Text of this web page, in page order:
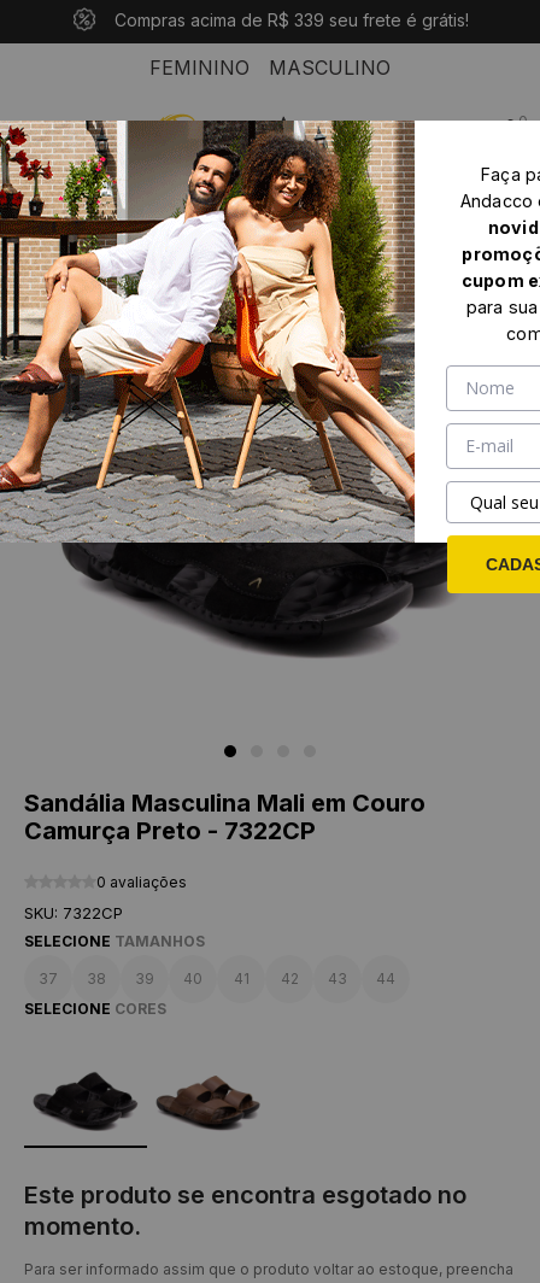
Compras acima de R$ 339 seu frete é grátis!
Pague em até 10x sem juros
10% OFF com o cupom: PRIMEIROANDACCO
FEMININO MASCULINO
0
Home Masculino
Sandália masculina
Sandália Masculina Mali em Couro Camurça Preto - 7322CP
Sandália Masculina Mali em Couro
Camurça Preto - 7322CP
0 avaliações
SKU: 7322CP
SELECIONE TAMANHOS
37 38 39 40 41 42 43
44
SELECIONE CORES
Este produto se encontra esgotado no
momento.
Para ser informado assim que o produto voltar ao estoque, preencha
Faça
cupom
para